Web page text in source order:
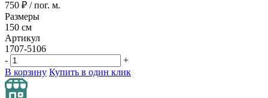
750 ₽ / пог. м.
Размеры
150 см
Артикул
1707-5106
-
+
В корзину Купить в один клик